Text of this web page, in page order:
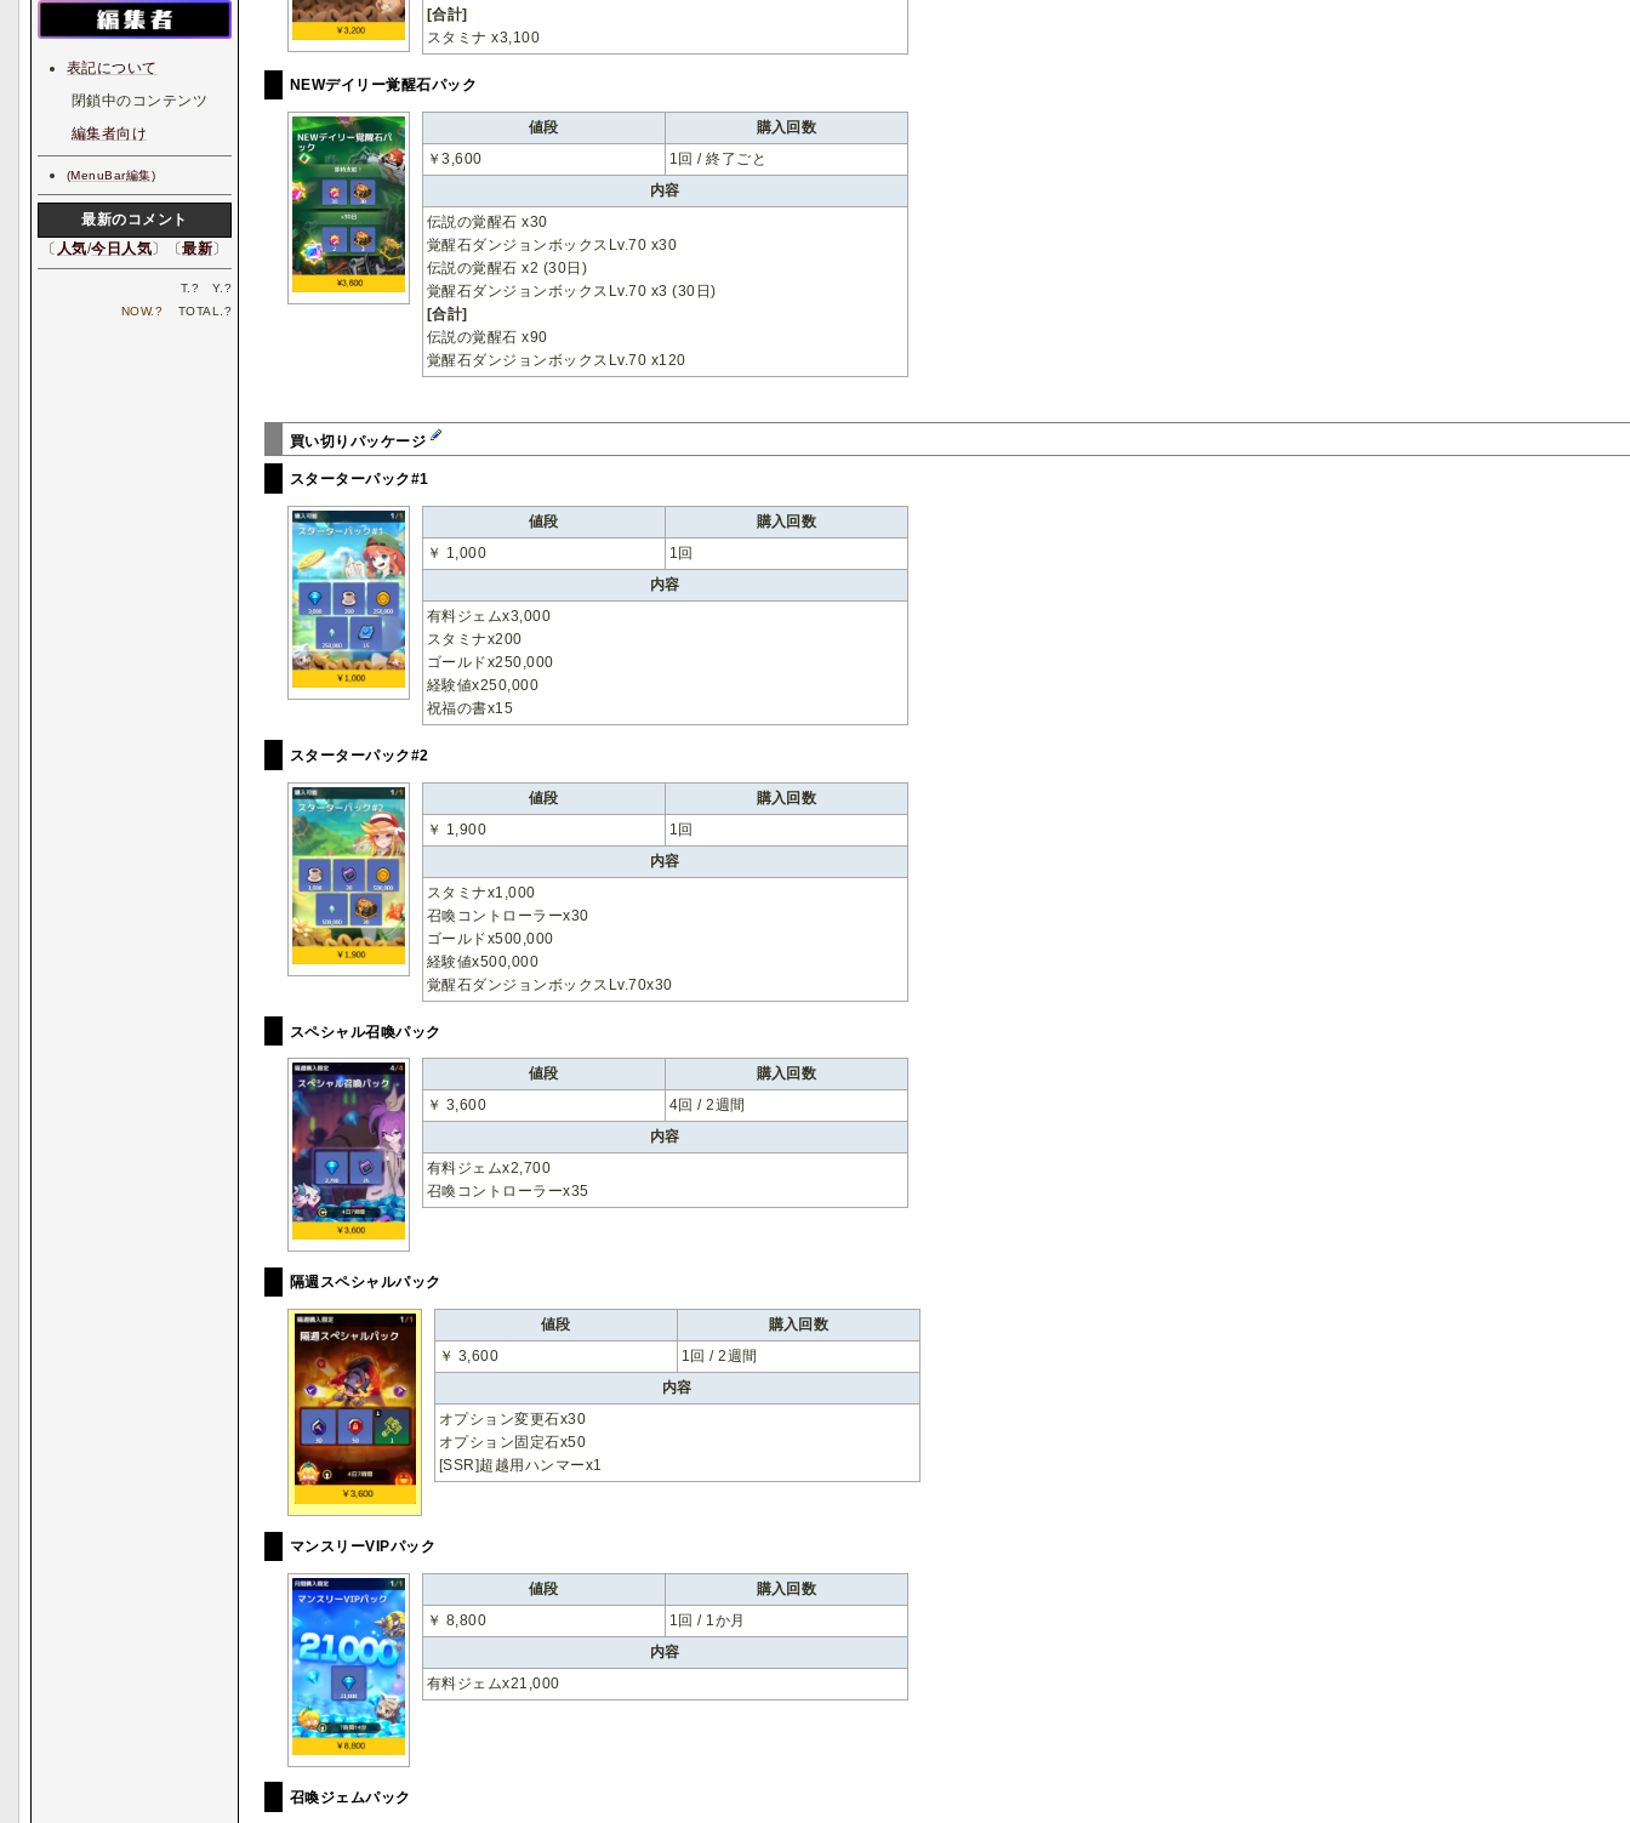
[合計]
スタミナ x3,100
NEWデイリー覚醒石パック
値段
購入回数
￥3,600
1回 / 終了ごと
内容
伝説の覚醒石 x30
覚醒石ダンジョンボックスLv.70 x30
伝説の覚醒石 x2 (30日)
覚醒石ダンジョンボックスLv.70 x3 (30日)
[合計]
伝説の覚醒石 x90
覚醒石ダンジョンボックスLv.70 x120
買い切りパッケージ
スターターパック#1
値段
購入回数
￥ 1,000
1回
内容
有料ジェムx3,000
スタミナx200
ゴールドx250,000
経験値x250,000
祝福の書x15
スターターパック#2
値段
購入回数
￥ 1,900
1回
内容
スタミナx1,000
召喚コントローラーx30
ゴールドx500,000
経験値x500,000
覚醒石ダンジョンボックスLv.70x30
スペシャル召喚パック
値段
購入回数
￥ 3,600
4回 / 2週間
内容
有料ジェムx2,700
召喚コントローラーx35
隔週スペシャルパック
値段
購入回数
￥ 3,600
1回 / 2週間
内容
オプション変更石x30
オプション固定石x50
[SSR]超越用ハンマーx1
マンスリーVIPパック
値段
購入回数
￥ 8,800
1回 / 1か月
内容
有料ジェムx21,000
召喚ジェムパック
表記について
閉鎖中のコンテンツ
編集者向け
(MenuBar編集)
最新のコメント
〔 人気/今日人気〕〔最新〕
T. ? Y. ?
NOW.? TOTAL. ?